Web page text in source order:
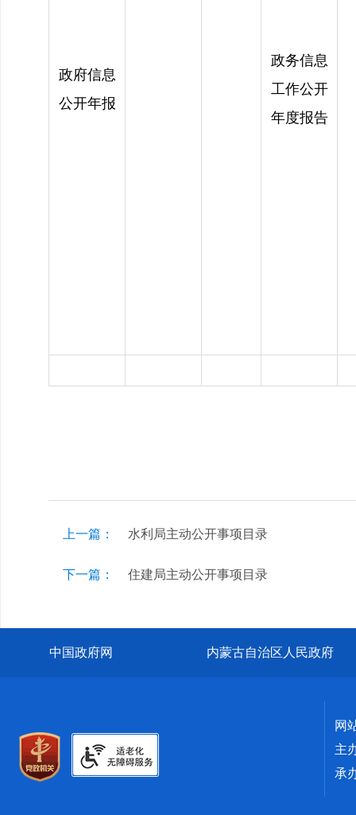
政府信息
公开年报
政务信息
工作公开
年度报告
上一篇： 水利局主动公开事项目录
下一篇： 住建局主动公开事项目录
中国政府网 内蒙古自治区人民政府
网
主
承